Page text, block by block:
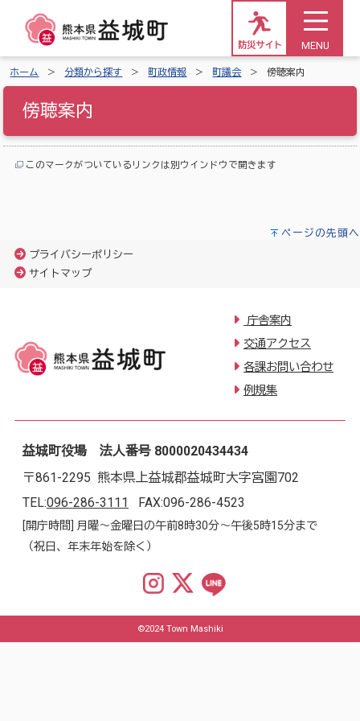
防災サイト MENU
ホーム 分類から探す 町政情報 町議会 傍聴案内
傍聴案内
このマークがついているリンクは別ウインドウで開きます
ページの先頭へ
プライバシーポリシー
サイトマップ
庁舎案内
交通アクセス
各課お問い合わせ
例規集
益城町役場 法人番号 8000020434434
〒861-2295 熊本県上益城郡益城町大字宮園702
TEL:096-286-3111 FAX:096-286-4523
[開庁時間] 月曜～金曜日の午前8時30分～午後5時15分まで
（祝日、年末年始を除く）
©2024 Town Mashiki